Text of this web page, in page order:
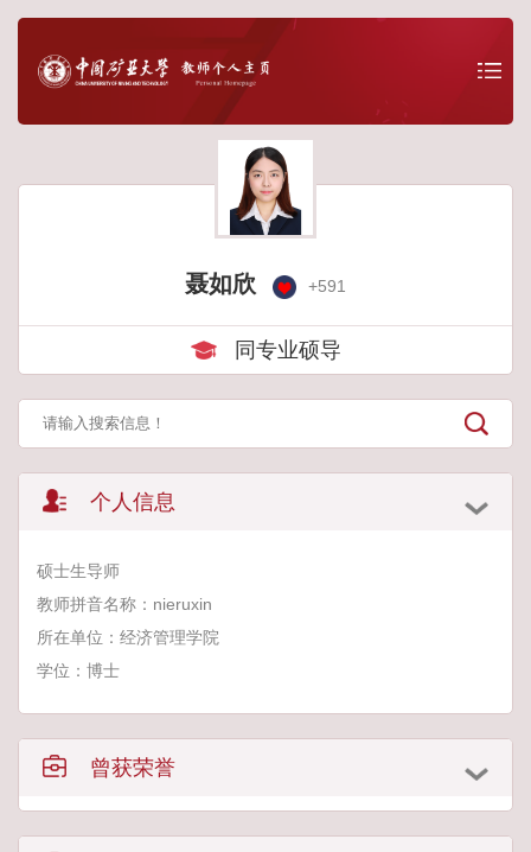
聂如欣 +591
同专业硕导
个人信息
硕士生导师
教师拼音名称：nieruxin
所在单位：经济管理学院
学位：博士
曾获荣誉